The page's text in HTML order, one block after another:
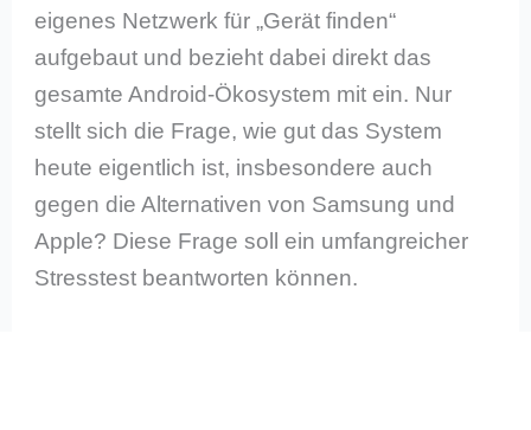
eigenes Netzwerk für „Gerät finden“
aufgebaut und bezieht dabei direkt das
gesamte Android-Ökosystem mit ein. Nur
stellt sich die Frage, wie gut das System
heute eigentlich ist, insbesondere auch
gegen die Alternativen von Samsung und
Apple? Diese Frage soll ein umfangreicher
Stresstest beantworten können.